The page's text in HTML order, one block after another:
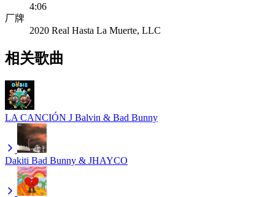
4:06
厂牌
2020 Real Hasta La Muerte, LLC
相关歌曲
LA CANCIÓN J Balvin & Bad Bunny
Dakiti Bad Bunny & JHAYCO